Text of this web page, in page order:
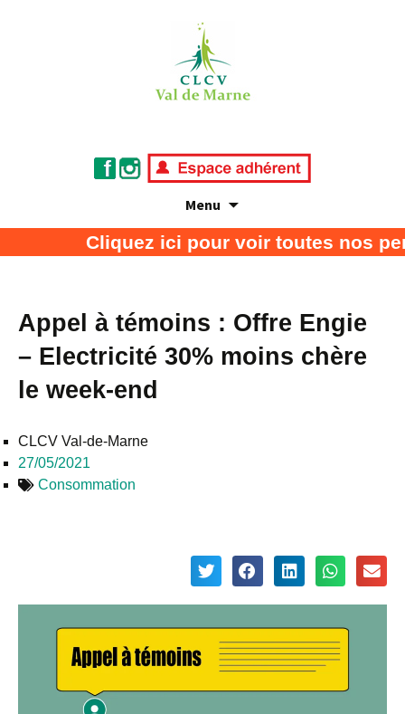
Menu
CLCV Val de Marne
Association de défense des consommateurs
Cliquez ici pour voir toutes nos
Appel à témoins : Offre Engie
– Electricité 30% moins chère
le week-end
CLCV Val-de-Marne
27/05/2021
Consommation